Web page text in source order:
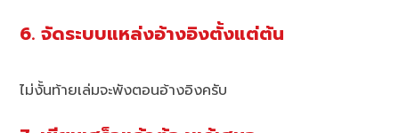
6. จัดระบบแหล่งอ้างอิงตั้งแต่ต้น
ไม่งั้นท้ายเล่มจะพังตอนอ้างอิงครับ